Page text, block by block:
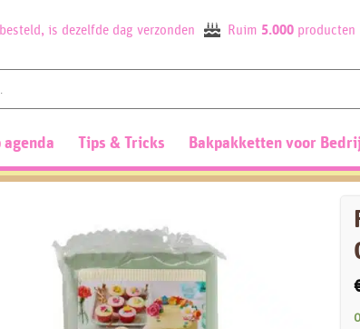
is dezelfde dag verzonden Ruim 5.000producten
agenda Tips & Tricks Bakpakketten voor